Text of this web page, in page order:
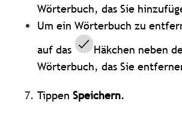
Wörterbuch, das Sie
Um ein Wörterbuch zu
auf das
Häkchen neben
Wörterbuch, das Sie
TippenSpeichern.